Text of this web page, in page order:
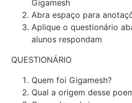
Gigamesh
Abra espaço para
Aplique o questionário
alunos respondam
QUESTIONÁRIO
Quem foi Gigamesh?
Qual a origem desse